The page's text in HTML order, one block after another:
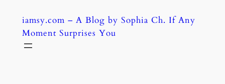
content
iamsy.com – A Blog by Sophia Ch. If Any
Moment Surprises You